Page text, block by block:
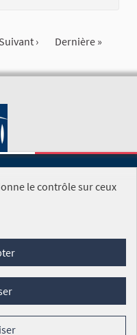
Suivant › Dernière »
Cookies
le contrôle sur ceux